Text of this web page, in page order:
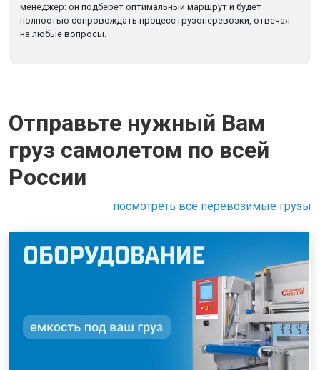
менеджер: он подберет оптимальный маршрут и будет
полностью сопровождать процесс грузоперевозки, отвечая
на любые вопросы.
Отправьте нужный Вам
груз самолетом по всей
России
посмотреть все перевозимые грузы